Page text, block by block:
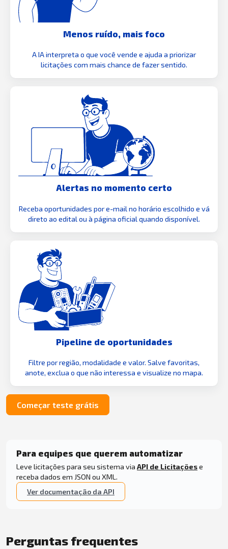
Menos ruído, mais foco
A IA interpreta o que você vende e ajuda a priorizar
licitações com mais chance de fazer sentido.
Alertas no momento certo
Receba oportunidades por e-mail no horário escolhido e vá
direto ao edital ou à página oficial quando disponível.
Pipeline de oportunidades
Filtre por região, modalidade e valor. Salve favoritas,
anote, exclua o que não interessa e visualize no mapa.
Começar teste grátis
Para equipes que querem automatizar
Leve licitações para seu sistema via API de Licitaçõese
receba dados em JSON ou XML.
Ver documentação da API
Perguntas frequentes